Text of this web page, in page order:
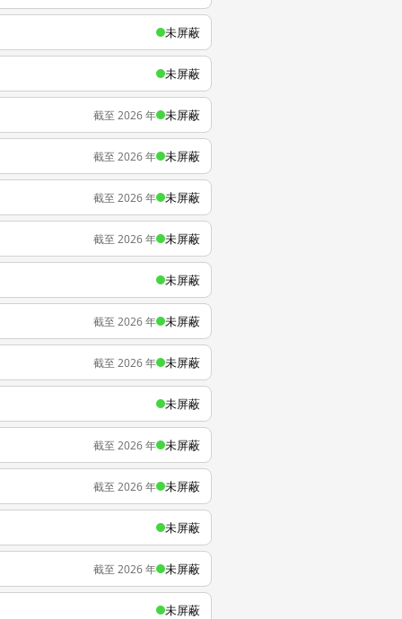
未屏蔽
未屏蔽
截至 2026 年 未屏蔽
截至 2026 年 未屏蔽
截至 2026 年 未屏蔽
截至 2026 年 未屏蔽
未屏蔽
截至 2026 年 未屏蔽
截至 2026 年 未屏蔽
未屏蔽
截至 2026 年 未屏蔽
截至 2026 年 未屏蔽
未屏蔽
截至 2026 年 未屏蔽
未屏蔽